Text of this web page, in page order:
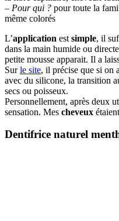
– Pour qui ? pour toute la
même colorés
L’application est simple, il
dans la main humide ou
petite mousse apparait. Il a
Surle site, il précise que si on
avec du silicone, la transition
secs ou poisseux.
Personnellement, après deux
sensation. Mes cheveux étaient
Dentifrice naturel